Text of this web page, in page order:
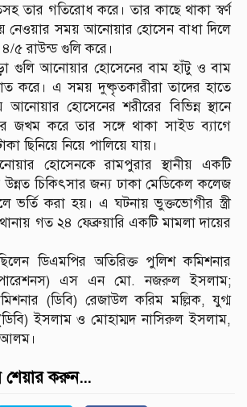
তার গতিরোধ করে। তার কাছে থাকা স্বর্ণ
নেওয়ার সময় আনোয়ার হোসেন বাধা দিলে
৫ রাউন্ড গুলি করে।
গুলি আনোয়ার হোসেনের বাম হাঁটু ও বাম
করে। এ সময় দুষ্কৃতকারীরা তাদের হাতে
আনোয়ার হোসেনের শরীরের বিভিন্ন স্থানে
করে তার সঙ্গে থাকা সাইড ব্যাগে
ছিনিয়ে নিয়ে পালিয়ে যায়।
হোসেনকে রামপুরার স্থানীয় একটি
চিকিৎসার জন্য ঢাকা মেডিকেল কলেজ
ভর্তি করা হয়। এ ঘটনায় ভুক্তভোগীর স্ত্রী
গত ২৪ ফেব্রুয়ারি একটি মামলা দায়ের
ডিএমপির অতিরিক্ত পুলিশ কমিশনার
এস এন মো. নজরুল ইসলাম;
(ডিবি) রেজাউল করিম মল্লিক, যুগ্ম
ইসলাম ও মোহাম্মদ নাসিরুল ইসলাম,
আলম।
শেয়ার করুন...